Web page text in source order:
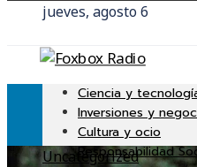
jueves, agosto 6
Ciencia y
Inversiones y
Cultura y ocio
Responsabilidad
Uncategorized